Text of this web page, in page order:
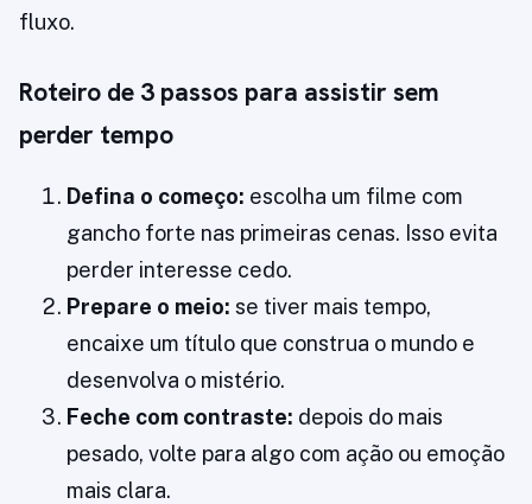
fluxo.
Roteiro de 3 passos para assistir sem
perder tempo
Defina o começo: escolha um filme com
gancho forte nas primeiras cenas. Isso evita
perder interesse cedo.
Prepare o meio: se tiver mais tempo,
encaixe um título que construa o mundo e
desenvolva o mistério.
Feche com contraste: depois do mais
pesado, volte para algo com ação ou emoção
mais clara.